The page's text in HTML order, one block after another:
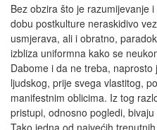
Bez obzira što je razumijevanje
dobu postkulture neraskidivo
usmjerava, ali i obratno,
izbliza uniformna kako se
Dabome i da ne treba,
ljudskog, prije svega vlastitog,
manifestnim oblicima. Iz tog
pristupi, odnosno pogledi,
Tako jedna od najvećih